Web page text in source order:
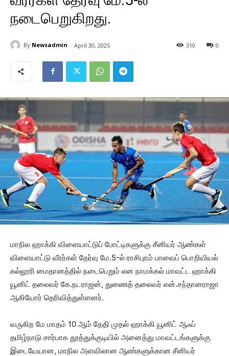
நடைபெறுகிறது.
By Newsadmin April 30, 2025 0
310
மாநில ஹாக்கி விளையாட்டுப் போட்டிகளுக்கு சீனியர் ஆண்கள்
விளையாட்டு வீரர்கள் தேர்வு மே.5-ல் ராசிபுரம் பாவைப் பொறியியல்
கல்லூரி மைதானத்தில் நடைபெறும் என நாமக்கல் மாவட்ட ஹாக்கி
யூனிட் தலைவர் கே.நடராஜன், துணைத் தலைவர் என்.சந்தானராஜா
ஆகியோர் தெரிவித்துள்ளனர்.
வருகிற மே மாதம் 10 ஆம் தேதி முதல் ஹாக்கி யூனிட் ஆஃப்
தமிழ்நாடு சார்பாக தூத்துக்குடியில் அனைத்து மாவட்டங்களுக்கு
இடையேயான, மாநில அளவிலான ஆண்களுக்கான சீனியர்